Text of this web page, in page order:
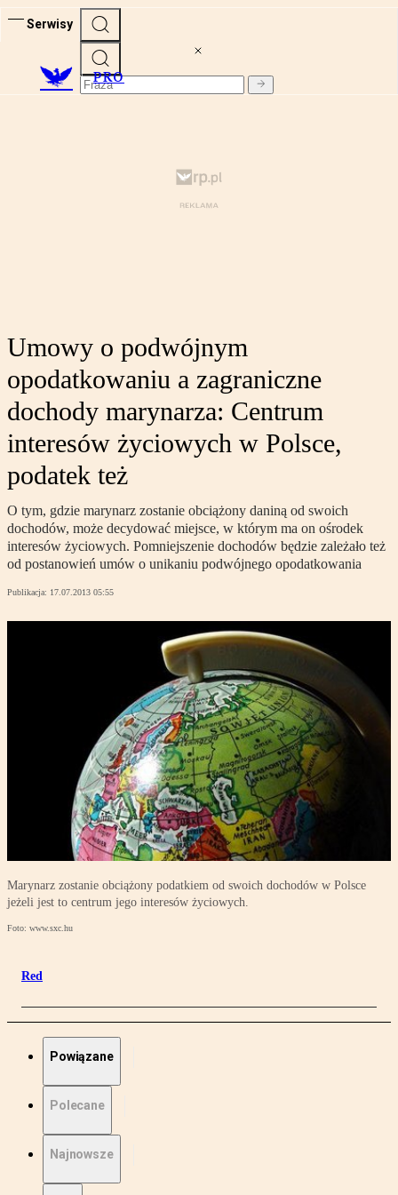
Serwisy
PRO
Umowy o podwójnym
opodatkowaniu a zagraniczne
dochody marynarza: Centrum
interesów życiowych w Polsce,
podatek też
O tym, gdzie marynarz zostanie obciążony daniną od swoich
dochodów, może decydować miejsce, w którym ma on ośrodek
interesów życiowych. Pomniejszenie dochodów będzie zależało też
od postanowień umów o unikaniu podwójnego opodatkowania
Publikacja: 17.07.2013 05:55
Marynarz zostanie obciążony podatkiem od swoich dochodów w Polsce
jeżeli jest to centrum jego interesów życiowych.
Foto: www.sxc.hu
Red
Powiązane
Polecane
Najnowsze